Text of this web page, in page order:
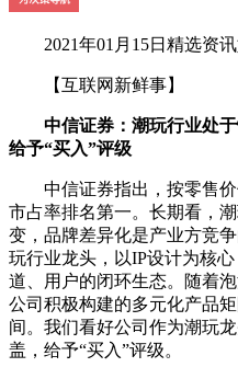
2021年01月15日精选资讯
【互联网新鲜事】
中信证券：潮玩行业处
给予“买入”评级
中信证券指出，按零售价
市占率排名第一。长期看，
变，品牌差异化是产业方竞
玩行业龙头，以IP设计为核
道、用户的闭环生态。随着
公司积极构建的多元化产品
间。我们看好公司作为潮玩
盖，给予“买入”评级。